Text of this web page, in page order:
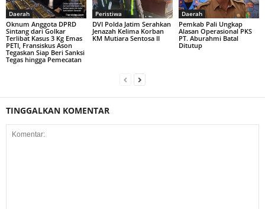
Daerah
Oknum Anggota DPRD
Sintang dari Golkar
Terlibat Kasus 3 Kg Emas
PETI, Fransiskus Ason
Tegaskan Siap Beri Sanksi
Tegas hingga Pemecatan
Peristiwa
DVI Polda Jatim Serahkan
Jenazah Kelima Korban
KM Mutiara Sentosa II
Daerah
Pemkab Pali Ungkap
Alasan Operasional PKS
PT. Aburahmi Batal
Ditutup
TINGGALKAN KOMENTAR